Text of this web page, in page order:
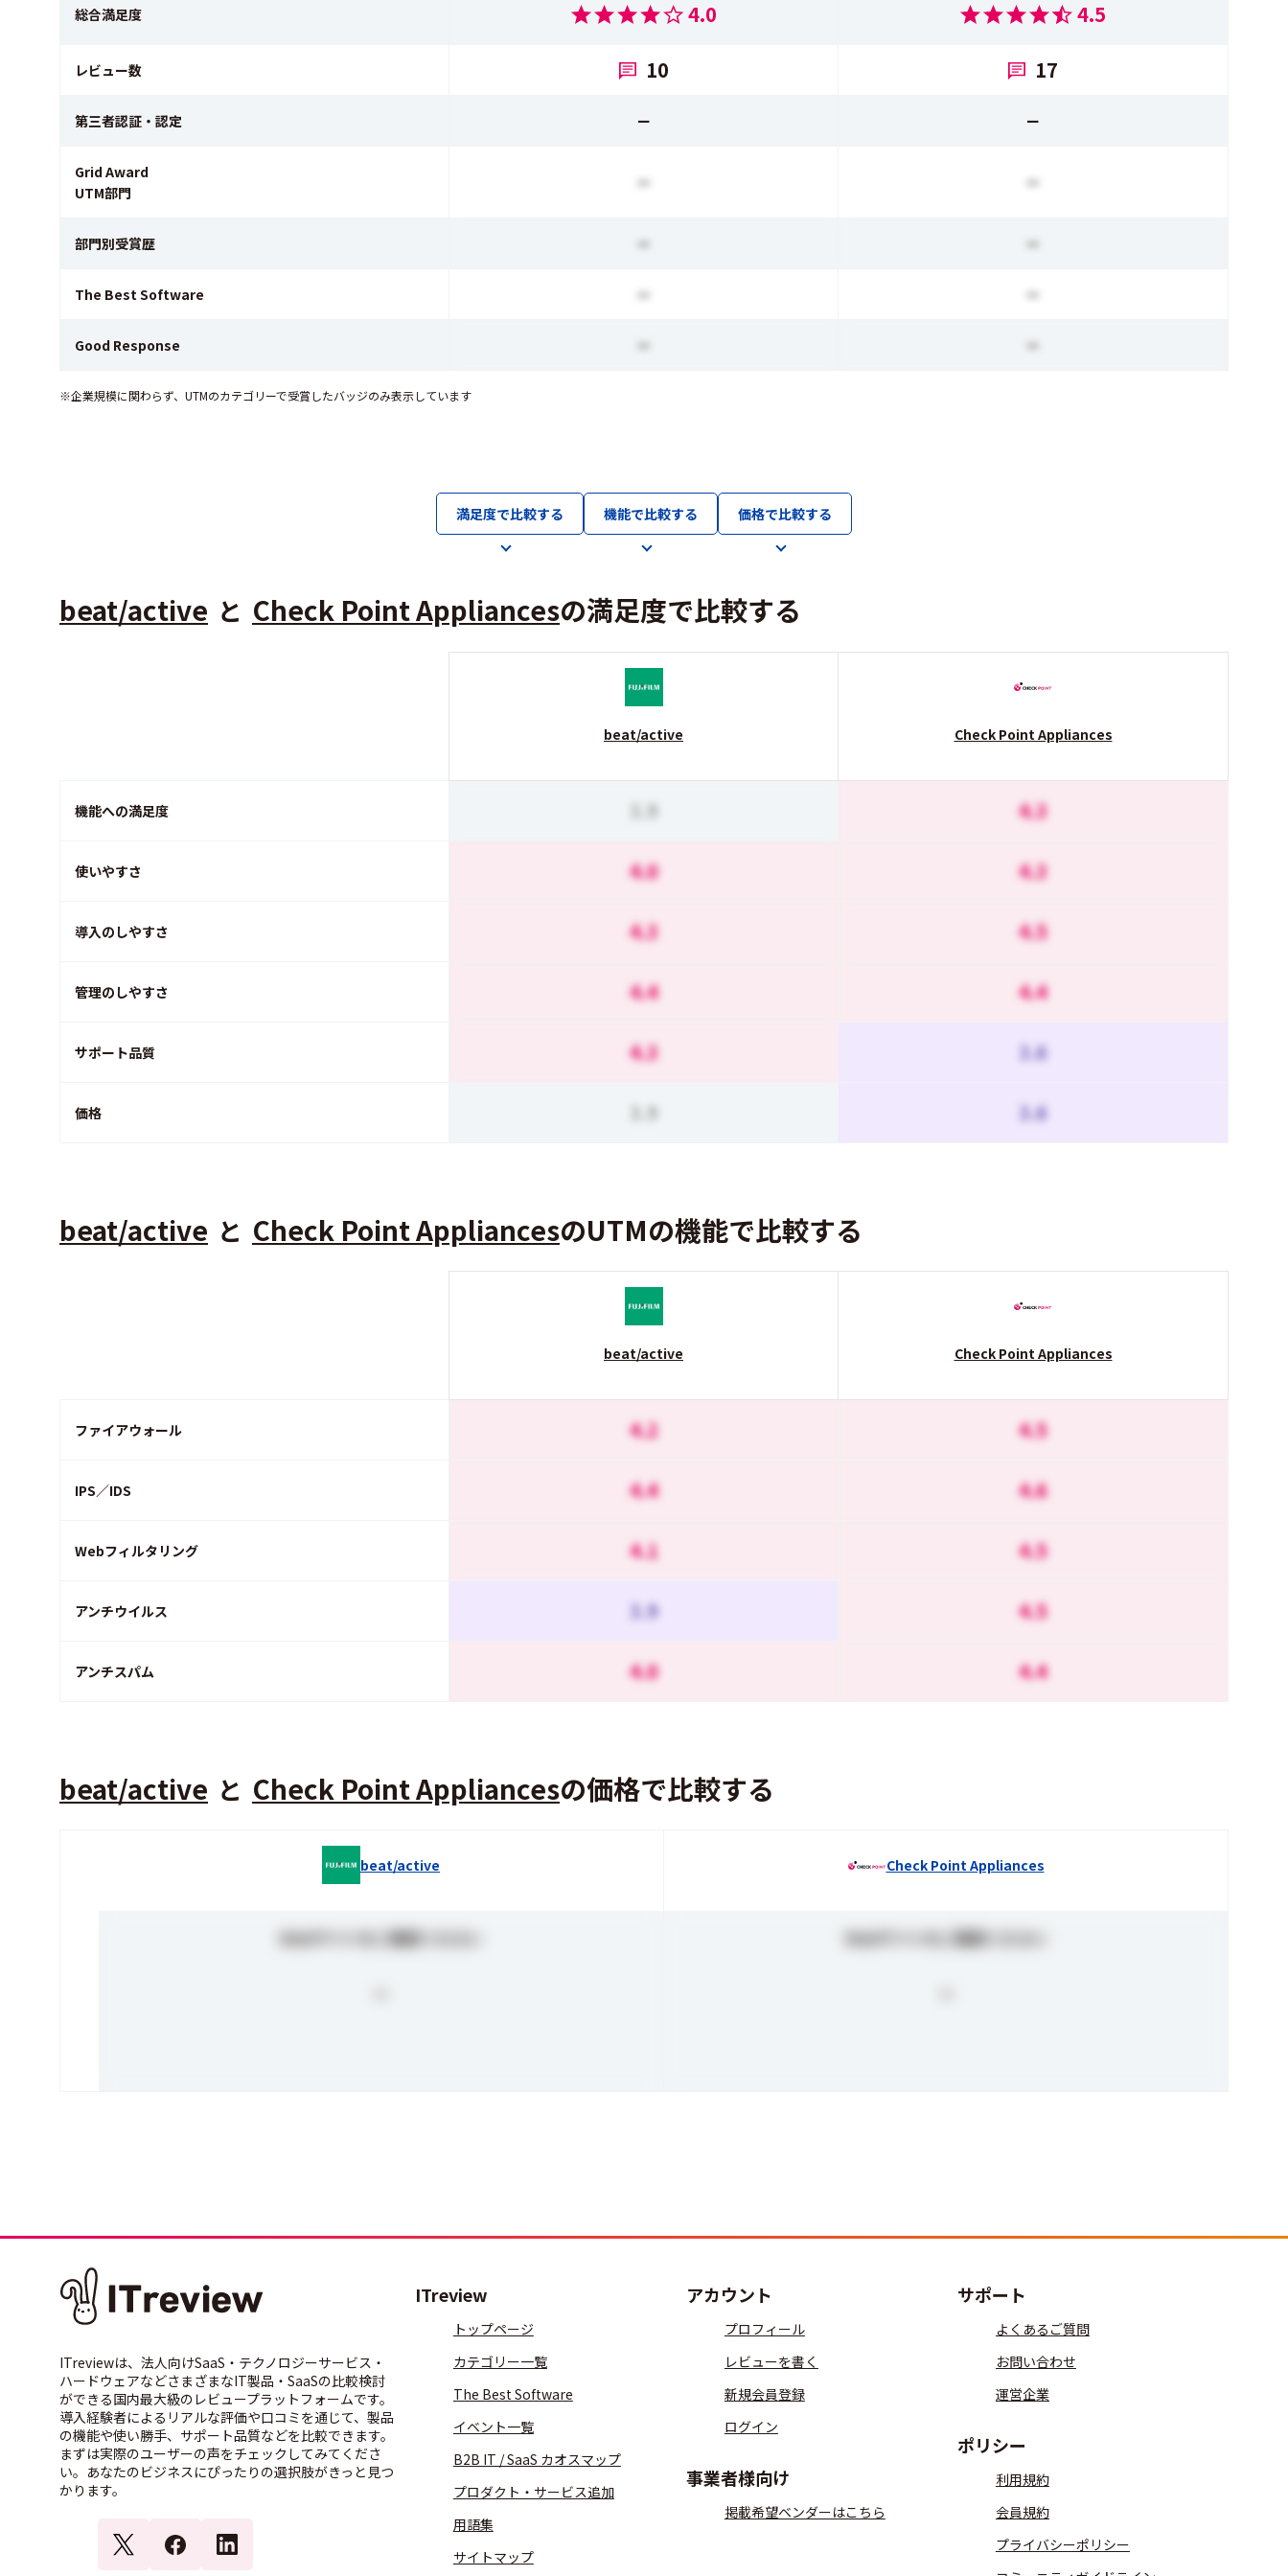
総合満足度 4.0 4.5
レビュー数 10 17
第三者認証・認定 ー ー
Grid Award
UTM部門
ー ー
部門別受賞歴 ー ー
The Best Software ー ー
Good Response ー ー
※企業規模に関わらず、UTMのカテゴリーで受賞したバッジのみ表示しています
満足度で比較する 機能で比較する 価格で比較する
beat/active と Check Point Appliancesの満足度で比較する
beat/active Check Point Appliances
機能への満足度 3.9 4.3
使いやすさ 4.0 4.3
導入のしやすさ 4.3 4.5
管理のしやすさ 4.4 4.4
サポート品質 4.3 3.6
価格 3.9 3.6
beat/active と Check Point AppliancesのUTMの機能で比較する
beat/active Check Point Appliances
ファイアウォール 4.2 4.5
IPS／IDS 4.4 4.6
Webフィルタリング 4.1 4.5
アンチウイルス 3.9 4.5
アンチスパム 4.0 4.4
beat/active と Check Point Appliancesの価格で比較する
beat/active
Webサイトをご確認ください
Check Point Appliances
Webサイトをご確認ください
ITreviewは、法人向けSaaS・テクノロジーサービス・
ハードウェアなどさまざまなIT製品・SaaSの比較検討
ができる国内最大級のレビュープラットフォームです。
導入経験者によるリアルな評価や口コミを通じて、製品
の機能や使い勝手、サポート品質などを比較できます。
まずは実際のユーザーの声をチェックしてみてくださ
い。あなたのビジネスにぴったりの選択肢がきっと見つ
かります。
ITreview
トップページ
カテゴリー一覧
The Best Software
イベント一覧
B2B IT / SaaS カオスマップ
プロダクト・サービス追加
用語集
サイトマップ
アカウント
プロフィール
レビューを書く
新規会員登録
ログイン
事業者様向け
掲載希望ベンダーはこちら
サポート
よくあるご質問
お問い合わせ
運営企業
ポリシー
利用規約
会員規約
プライバシーポリシー